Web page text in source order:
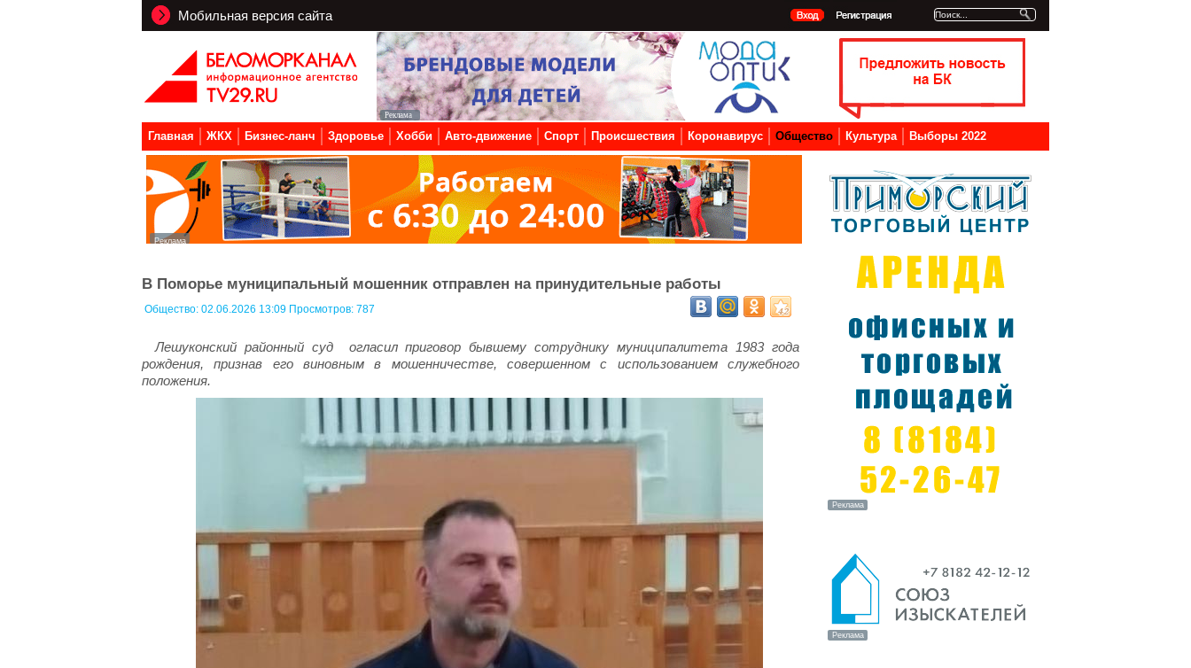
Мобильная версия сайта
Главная ЖКХ Бизнес-ланч Здоровье Хобби Авто-движение Спорт Происшествия Коронавирус Общество Культура Выборы 2022
В Поморье муниципальный мошенник отправлен на принудительные работы
Общество: 02.06.2026 13:09 Просмотров: 787
Лешуконский районный суд огласил приговор бывшему сотруднику муниципалитета 1983 года
рождения, признав его виновным в мошенничестве, совершенном с использованием служебного
положения.